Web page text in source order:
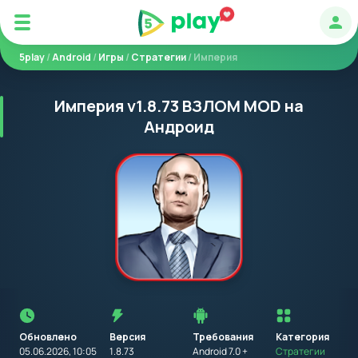
5play/Android /Игры /Стратегии/ Империя
Империя v1.8.73 ВЗЛОМ MOD на
Андроид
Обновлено
05.06.2026, 10:05
Версия
1.8.73
Требования
Android 7.0 +
установкой
приложения
на
устройство
Категория
Стратегии